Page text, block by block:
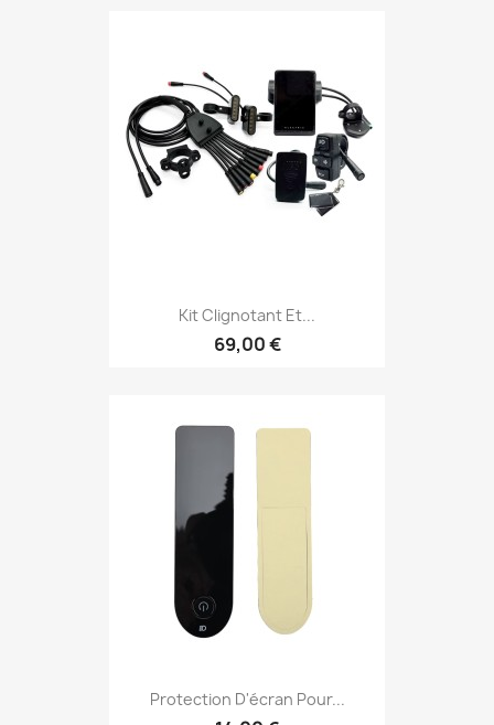
Kit Clignotant Et...
69,00 €
Protection D'écran Pour...